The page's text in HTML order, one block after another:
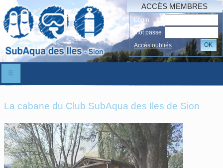
ACCÈS MEMBRES
Login
Mot passe
Accés oubliés
OK
☰
La cabane du Club SubAqua des Iles de Sion